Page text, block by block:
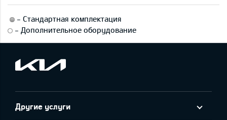
- Стандартная комплектация
- Дополнительное оборудование
Другие услуги